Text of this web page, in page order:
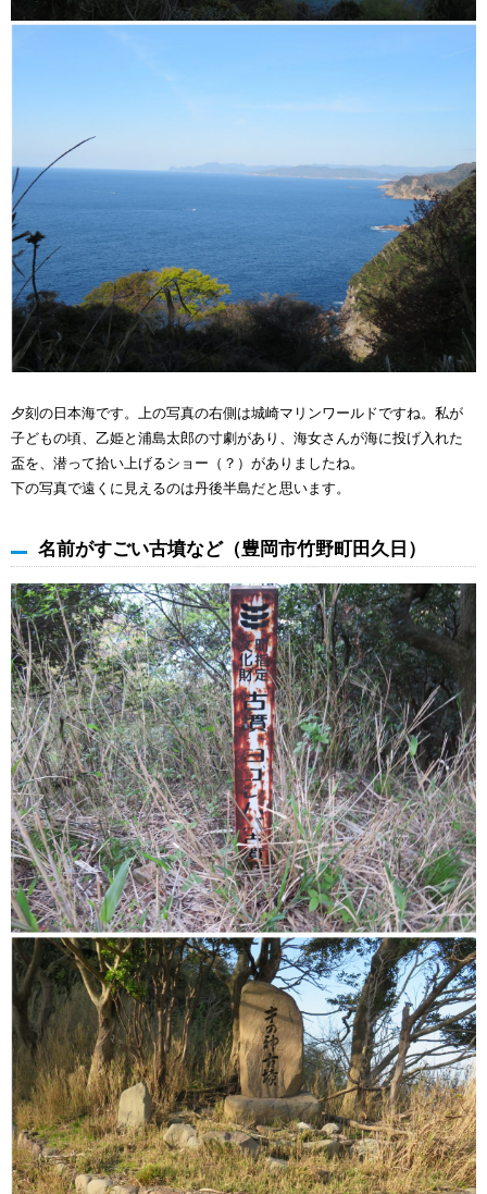
夕刻の日本海です。上の写真の右側は城崎マリンワールドですね。私が
子どもの頃、乙姫と浦島太郎の寸劇があり、海女さんが海に投げ入れた
盃を、潜って拾い上げるショー（？）がありましたね。
下の写真で遠くに見えるのは丹後半島だと思います。
名前がすごい古墳など（豊岡市竹野町田久日）